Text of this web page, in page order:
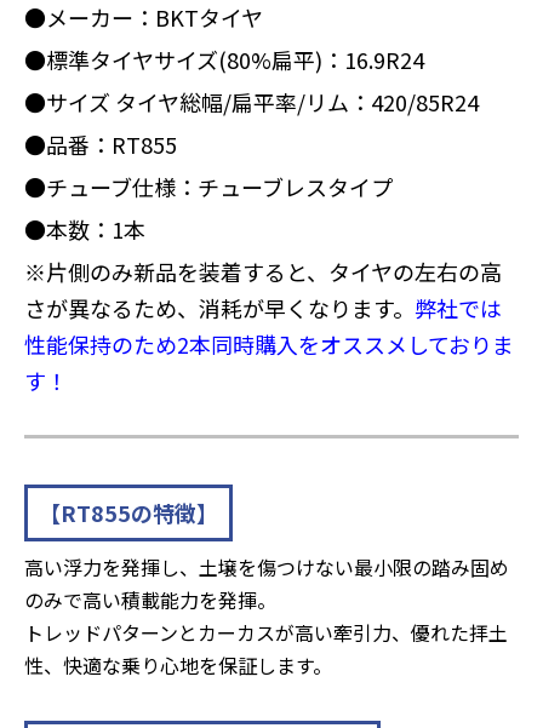
●メーカー：BKTタイヤ
●標準タイヤサイズ(80%扁平)：16.9R24
●サイズ タイヤ総幅/扁平率/リム：420/85R24
●品番：RT855
●チューブ仕様：チューブレスタイプ
●本数：1本
※片側のみ新品を装着すると、タイヤの左右の高
さが異なるため、消耗が早くなります。 弊社では
性能保持のため2本同時購入をオススメしておりま
す！
【RT855の特徴】
高い浮力を発揮し、土壌を傷つけない最小限の踏み固め
のみで高い積載能力を発揮。
トレッドパターンとカーカスが高い牽引力、優れた拝土
性、快適な乗り心地を保証します。